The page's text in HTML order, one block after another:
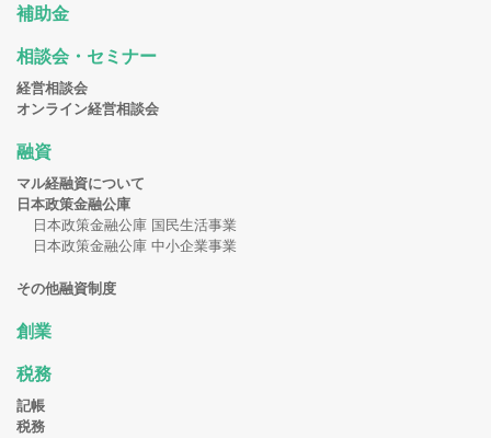
補助金
相談会・セミナー
経営相談会
オンライン経営相談会
融資
マル経融資について
日本政策金融公庫
日本政策金融公庫 国民生活事業
日本政策金融公庫 中小企業事業
その他融資制度
創業
税務
記帳
税務